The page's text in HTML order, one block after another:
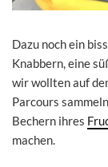
Dazu noch ein
Knabbern, eine
wir wollten auf
Parcours
Bechern ihres
machen.